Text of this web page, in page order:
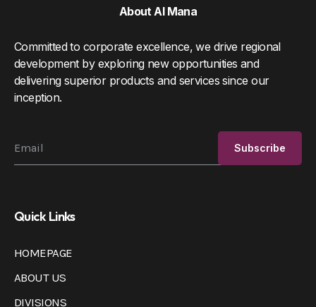
About Al Mana
Committed to corporate excellence, we drive regional
development by exploring new opportunities and
delivering superior products and services since our
inception.
Quick Links
HOMEPAGE
ABOUT US
DIVISIONS